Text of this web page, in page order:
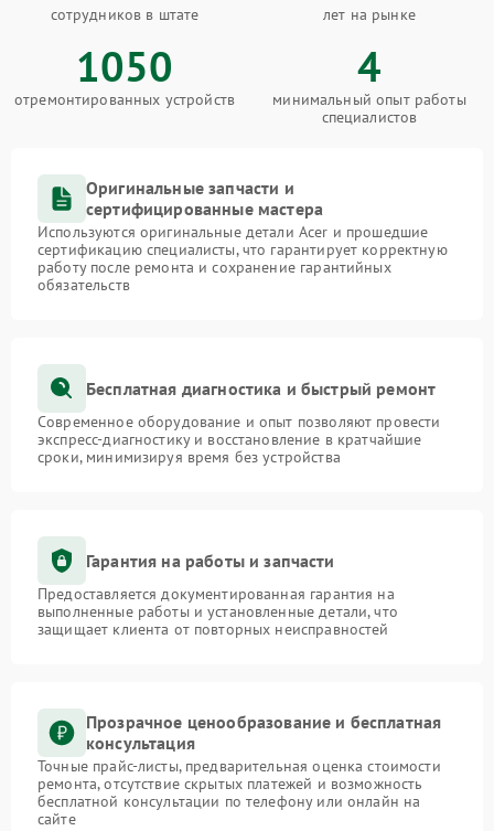
сотрудников в штате лет на рынке
1050
отремонтированных устройств
4
минимальный опыт работы
специалистов
Оригинальные запчасти и
сертифицированные мастера
Используются оригинальные детали Acer и прошедшие
сертификацию специалисты, что гарантирует корректную
работу после ремонта и сохранение гарантийных
обязательств
Бесплатная диагностика и быстрый ремонт
Современное оборудование и опыт позволяют провести
экспресс-диагностику и восстановление в кратчайшие
сроки, минимизируя время без устройства
Гарантия на работы и запчасти
Предоставляется документированная гарантия на
выполненные работы и установленные детали, что
защищает клиента от повторных неисправностей
Прозрачное ценообразование и бесплатная
консультация
Точные прайс-листы, предварительная оценка стоимости
ремонта, отсутствие скрытых платежей и возможность
бесплатной консультации по телефону или онлайн на
сайте